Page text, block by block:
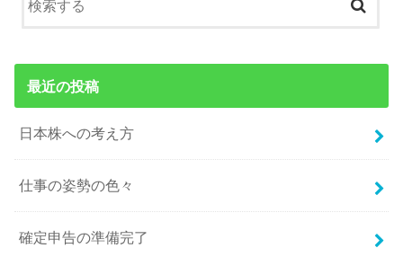
最近の投稿
日本株への考え方
仕事の姿勢の色々
確定申告の準備完了